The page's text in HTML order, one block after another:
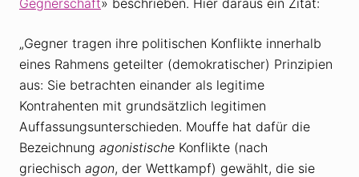
„Gegner tragen ihre politischen Konflikte innerhalb
eines Rahmens geteilter (demokratischer) Prinzipien
aus: Sie betrachten einander als legitime
Kontrahenten mit grundsätzlich legitimen
Auffassungsunterschieden. Mouffe hat dafür die
Bezeichnung agonistische Konflikte (nach
griechisch agon, der Wettkampf) gewählt, die sie